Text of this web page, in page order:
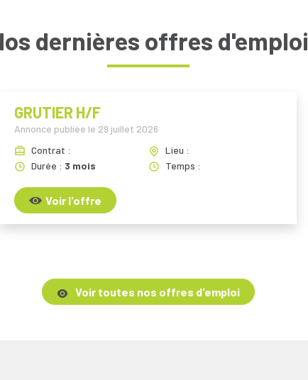
dernières offres d'emploi
GRUTIER H/F
Annonce publiée le 29 juillet 2026
Contrat :
Lieu :
Durée : 3 mois Temps :
Voir l'offre
Voir toutes nos offres d'emploi